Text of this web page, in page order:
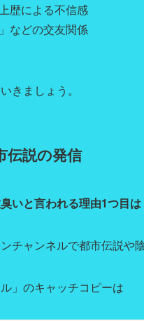
歴による不信感
などの交友関係
きましょう。
説の発信
いと言われる理由1つ目
チャンネルで都市伝説や
」のキャッチコピーは